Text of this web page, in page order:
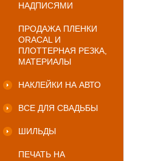
НАДПИСЯМИ
ПРОДАЖА ПЛЕНКИ
ORACAL И
ПЛОТТЕРНАЯ РЕЗКА,
МАТЕРИАЛЫ
НАКЛЕЙКИ НА АВТО
ВСЕ ДЛЯ СВАДЬБЫ
ШИЛЬДЫ
ПЕЧАТЬ НА